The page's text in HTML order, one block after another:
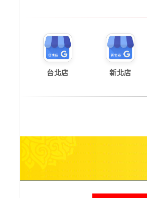
台北店 新北店